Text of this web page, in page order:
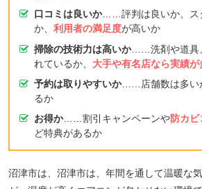
口コミは良いか……評判は良いか、ス
か、 利用者の満足度が高いか
掃除の技術力は高いか……洗剤や道具
れているか、 大手や有名店なら実績
予約は取りやすいか……店舗数は多い
るか
お得か……割引キャンペーンや防カビ
ど特典があるか
沼津市は、沼津市は、年間を通して温暖な